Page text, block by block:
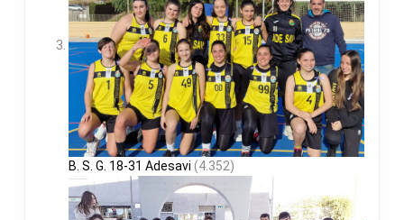
B. S. G. 18-31 Adesavi (4.352)